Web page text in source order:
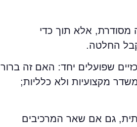
מסודרת, אלא תוך כדי
החלטה.
שפועלים יחד: האם זה ברור
מקצועיות ולא כלליות;
גם אם שאר המרכיבים